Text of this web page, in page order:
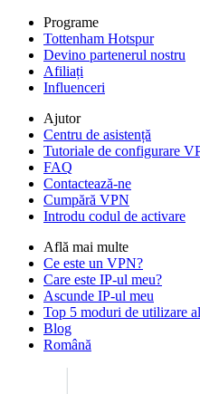
Programe
Tottenham Hotspur
Devino partenerul nostru
Afiliați
Influenceri
Ajutor
Centru de asistență
Tutoriale de configurare
FAQ
Contactează-ne
Cumpără VPN
Introdu codul de activare
Află mai multe
Ce este un VPN?
Care este IP-ul meu?
Ascunde IP-ul meu
Top 5 moduri de utilizare
Blog
Română